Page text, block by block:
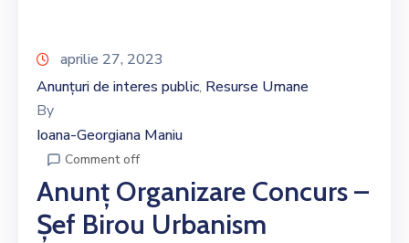
aprilie 27, 2023
Anunțuri de interes public‚ Resurse Umane
By
Ioana-Georgiana Maniu
Comment off
Anunț Organizare Concurs –
Șef Birou Urbanism